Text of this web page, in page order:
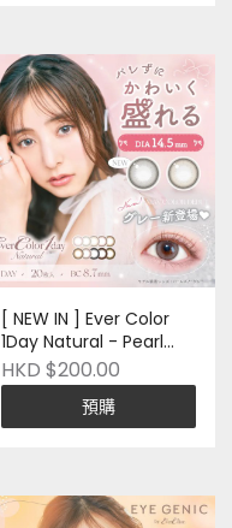
[ NEW IN ] Ever Color
1Day Natural - Pearl
Snow Gray | 二十片裝 |
日本品牌 | 大直徑之選 |
HKD $200.00
預購